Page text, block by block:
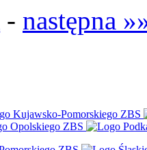
- następna